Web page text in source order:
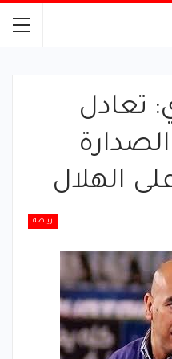
تعادل
الهلال
رياضة